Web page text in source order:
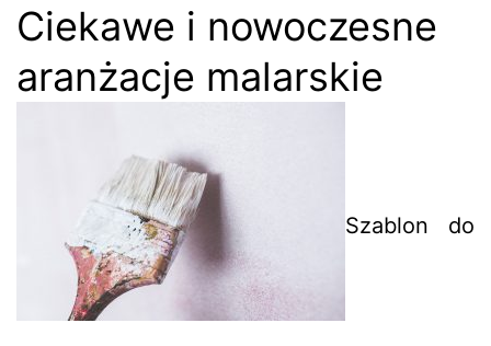
Ciekawe i nowoczesne
aranżacje malarskie
Szablon do